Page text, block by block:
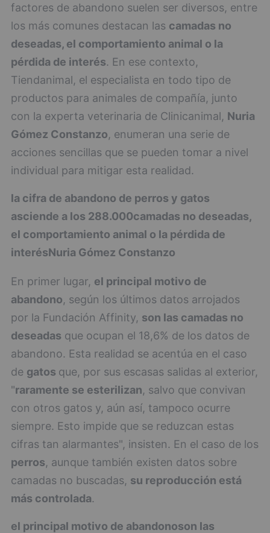
factores de abandono suelen ser diversos, entre
los más comunes destacan las camadas no
deseadas, el comportamiento animal o la
pérdida de interés. En ese contexto,
Tiendanimal, el especialista en todo tipo de
productos para animales de compañía, junto
con la experta veterinaria de Clinicanimal, Nuria
Gómez Constanzo, enumeran una serie de
acciones sencillas que se pueden tomar a nivel
individual para mitigar esta realidad.
la cifra de abandono de perros y gatos
asciende a los 288.000camadas no deseadas,
el comportamiento animal o la pérdida de
interésNuria Gómez Constanzo
En primer lugar, el principal motivo de
abandono, según los últimos datos arrojados
por la Fundación Affinity, son las camadas no
deseadas que ocupan el 18,6% de los datos de
abandono. Esta realidad se acentúa en el caso
de gatos que, por sus escasas salidas al exterior,
"raramente se esterilizan, salvo que convivan
con otros gatos y, aún así, tampoco ocurre
siempre. Esto impide que se reduzcan estas
cifras tan alarmantes", insisten. En el caso de los
perros, aunque también existen datos sobre
camadas no buscadas, su reproducción está
más controlada.
el principal motivo de abandonoson las